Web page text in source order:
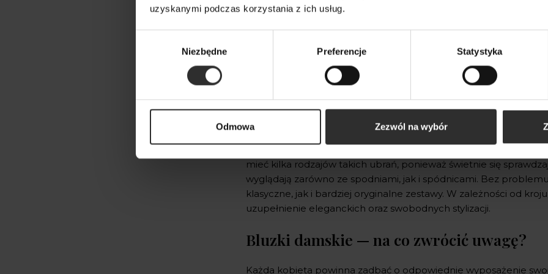
uzyskanymi podczas korzystania z ich usług.
Niezbędne Preferencje Statystyka
Odmowa Zezwól na wybór
(1)
Bluzki z falbankami(11)
Bluzki z wiązaniem pod szyją
Bluzki świąteczne(32)
(31)
Wiele kobiet interesuje się modą i chce dobrze wyglądać w
ciekawych stylizacji, warto wyposażyć się w różnorodne części
elementów stroju, o których nie należy zapominać kompletując
mieć kilka rodzajów takich ubrań, ponieważ świetnie się
wyglądają zarówno ze spodniami, jak i spódnicami. Bez
klasyczne, jak i bardziej oryginalne zestawy. W zależności od
uzupełnienie eleganckich oraz swobodnych stylizacji.
Bluzki damskie — na co zwrócić uwagę?
Każda kobieta powinna zadbać o odpowiednie wyposażenie